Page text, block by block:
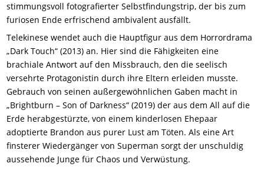
stimmungsvoll fotografierter Selbstfindungstrip, der bis zum
furiosen Ende erfrischend ambivalent ausfällt.
Telekinese wendet auch die Hauptfigur aus dem Horrordrama
„Dark Touch“ (2013) an. Hier sind die Fähigkeiten eine
brachiale Antwort auf den Missbrauch, den die seelisch
versehrte Protagonistin durch ihre Eltern erleiden musste.
Gebrauch von seinen außergewöhnlichen Gaben macht in
„Brightburn – Son of Darkness“ (2019) der aus dem All auf die
Erde herabgestürzte, von einem kinderlosen Ehepaar
adoptierte Brandon aus purer Lust am Töten. Als eine Art
finsterer Wiedergänger von Superman sorgt der unschuldig
aussehende Junge für Chaos und Verwüstung.